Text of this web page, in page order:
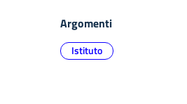
Argomenti
Istituto